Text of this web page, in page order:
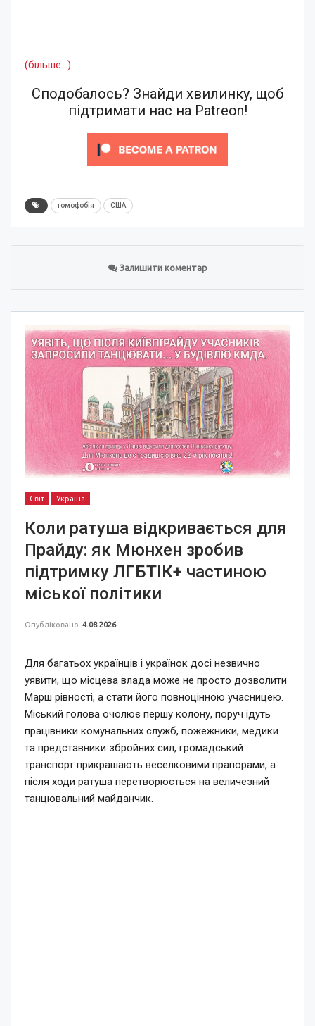
(більше…)
Сподобалось? Знайди хвилинку, щоб
підтримати нас на Patreon!
гомофобія США
Залишити коментар
Світ Україна
Коли ратуша відкривається для
Прайду: як Мюнхен зробив
підтримку ЛГБТІК+ частиною
міської політики
Опубліковано 4.08.2026
Для багатьох українців і українок досі незвично
уявити, що місцева влада може не просто дозволити
Марш рівності, а стати його повноцінною учасницею.
Міський голова очолює першу колону, поруч ідуть
працівники комунальних служб, пожежники, медики
та представники збройних сил, громадський
транспорт прикрашають веселковими прапорами, а
після ходи ратуша перетворюється на величезний
танцювальний майданчик.